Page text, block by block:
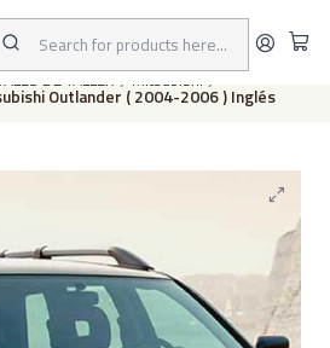
the slide text
DE TALLER Mitsubishi
Outlander ( 2004-2006 ) Inglés